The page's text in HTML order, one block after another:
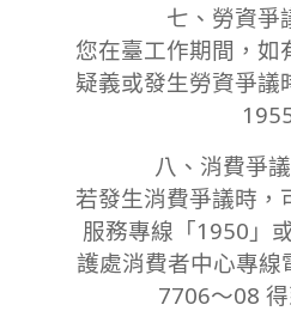
七、勞資爭
您在臺工作期間，如
疑義或發生勞資爭議
八、消費爭
若發生消費爭議時，
服務專線「1950」
護處消費者中心專
7706～08 得